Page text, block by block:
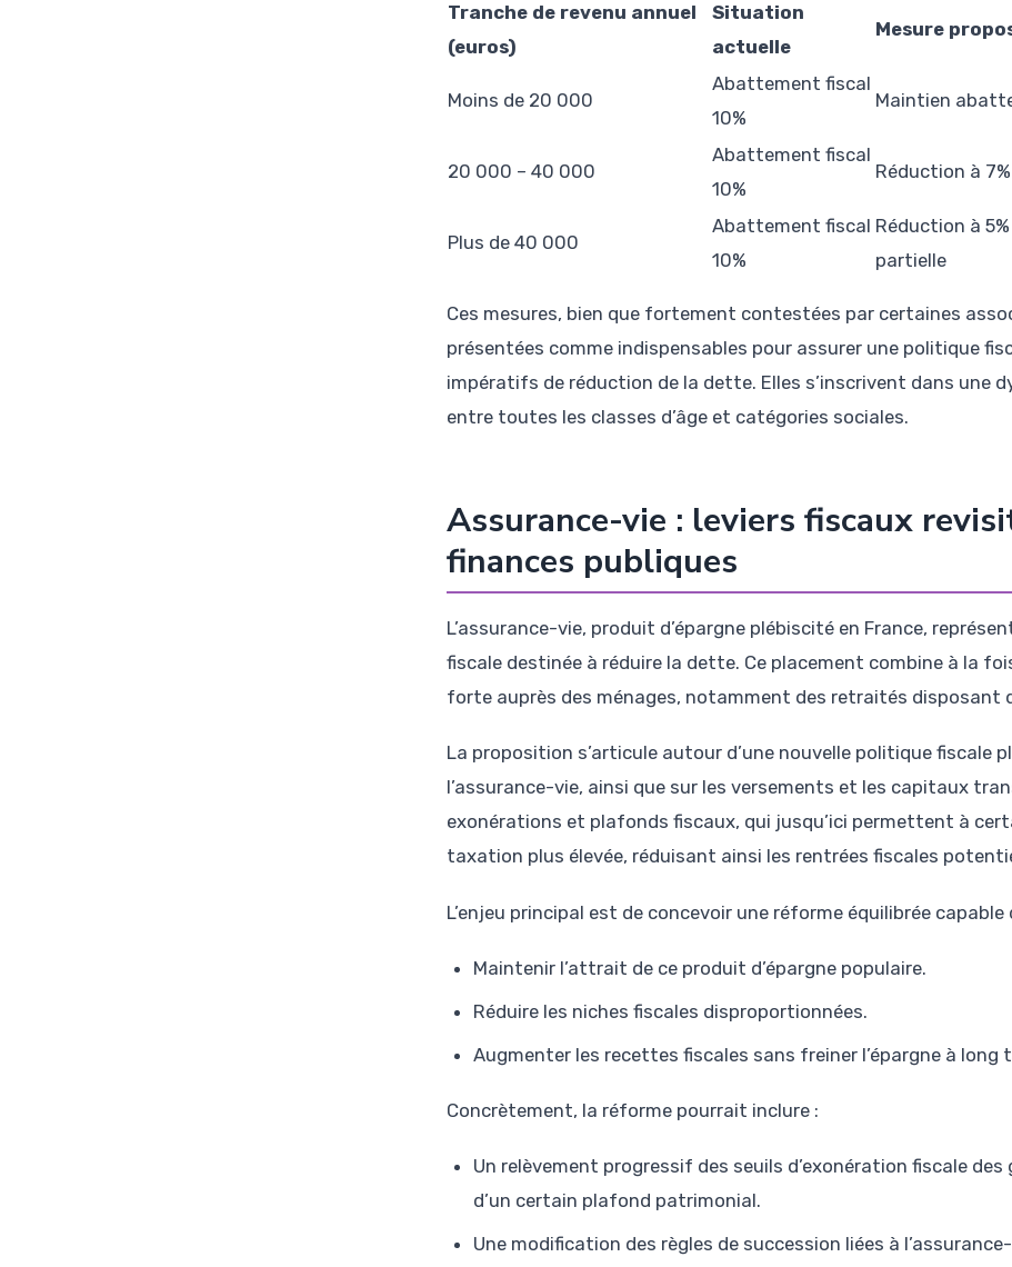
Tranche de revenu annuel
(euros)
Situation
actuelle
Mesure
Moins de 20 000
Abattement fiscal
10%
Maintien
20 000 – 40 000
Abattement fiscal
10%
Réduction à 7%
Plus de 40 000
Abattement fiscal
10%
Réduction à
partielle
Ces mesures, bien que fortement contestées par certaines
présentées comme indispensables pour assurer une politique
impératifs de réduction de la dette. Elles s’inscrivent dans une
entre toutes les classes d’âge et catégories sociales.
Assurance-vie : leviers fiscaux
finances publiques
L’assurance-vie, produit d’épargne plébiscité en France,
fiscale destinée à réduire la dette. Ce placement combine à la
forte auprès des ménages, notamment des retraités disposant
La proposition s’articule autour d’une nouvelle politique fiscale
l’assurance-vie, ainsi que sur les versements et les capitaux
exonérations et plafonds fiscaux, qui jusqu’ici permettent à
taxation plus élevée, réduisant ainsi les rentrées fiscales
L’enjeu principal est de concevoir une réforme équilibrée capable
Maintenir l’attrait de ce produit d’épargne populaire.
Réduire les niches fiscales disproportionnées.
Augmenter les recettes fiscales sans freiner l’épargne à long
Concrètement, la réforme pourrait inclure :
Un relèvement progressif des seuils d’exonération fiscale
d’un certain plafond patrimonial.
Une modification des règles de succession liées à